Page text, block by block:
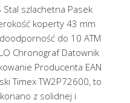
Stal szlachetna Pasek
koperty 43 mm
do 10 ATM
Chronograf Datownik
Producenta EAN
Timex TW2P72600, to
z solidnej i